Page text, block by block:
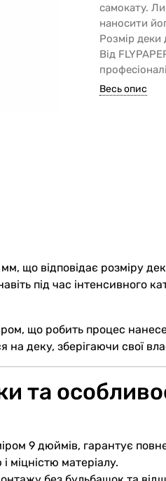
самокату.
наносити
Розмір
Від
Весь опис
відповідає розміру
під час інтенсивного
що робить процес
на деку, зберігаючи свої
та
9 дюймів, гарантує
міцністю матеріалу.